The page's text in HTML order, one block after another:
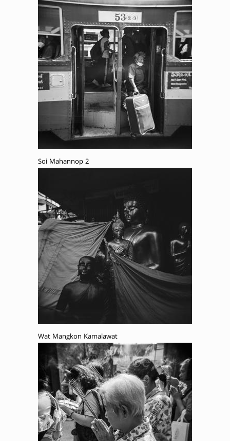
Soi Mahannop 2
Wat Mangkon Kamalawat